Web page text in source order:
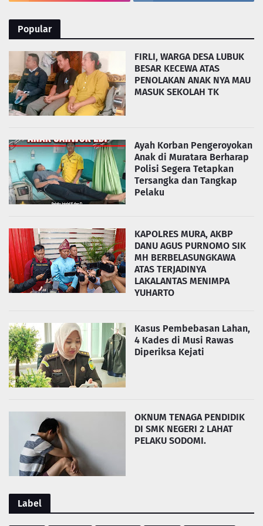
Popular
FIRLI, WARGA DESA LUBUK
BESAR KECEWA ATAS
PENOLAKAN ANAK NYA MAU
MASUK SEKOLAH TK
Ayah Korban Pengeroyokan
Anak di Muratara Berharap
Polisi Segera Tetapkan
Tersangka dan Tangkap
Pelaku
KAPOLRES MURA, AKBP
DANU AGUS PURNOMO SIK
MH BERBELASUNGKAWA
ATAS TERJADINYA
LAKALANTAS MENIMPA
YUHARTO
Kasus Pembebasan Lahan,
4 Kades di Musi Rawas
Diperiksa Kejati
OKNUM TENAGA PENDIDIK
DI SMK NEGERI 2 LAHAT
PELAKU SODOMI.
Label